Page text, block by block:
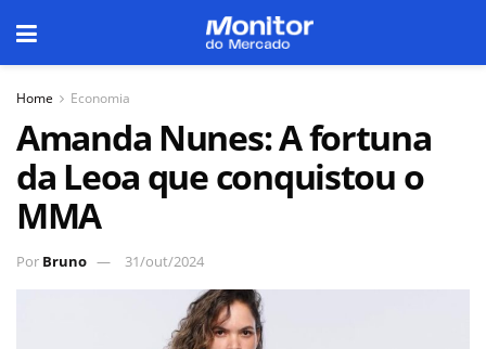
Home Economia
Amanda Nunes: A fortuna
da Leoa que conquistou o
MMA
Por Bruno 31/out/2024